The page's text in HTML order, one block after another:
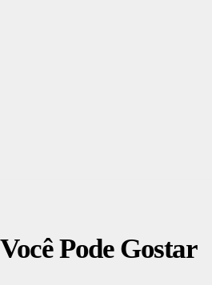
Você Pode Gostar